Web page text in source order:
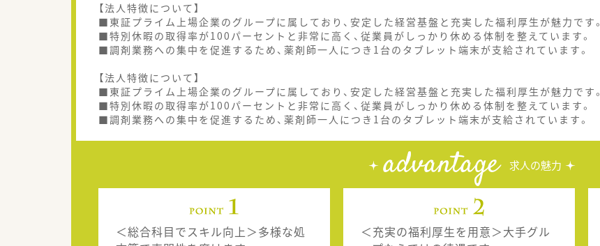
【法人特徴について】
■東証プライム上場企業のグループに属しており、安定した経営基盤と充実した福利厚生が魅力です。
■特別休暇の取得率が100パーセントと非常に高く、従業員がしっかり休める体制を整えています。
■調剤業務への集中を促進するため、薬剤師一人につき1台のタブレット端末が支給されています。
【法人特徴について】
■東証プライム上場企業のグループに属しており、安定した経営基盤と充実した福利厚生が魅力です。
■特別休暇の取得率が100パーセントと非常に高く、従業員がしっかり休める体制を整えています。
■調剤業務への集中を促進するため、薬剤師一人につき1台のタブレット端末が支給されています。
advantage 求人の魅力
＜総合科目でスキル向上＞多様な処
＜充実の福利厚生を用意＞大手グル